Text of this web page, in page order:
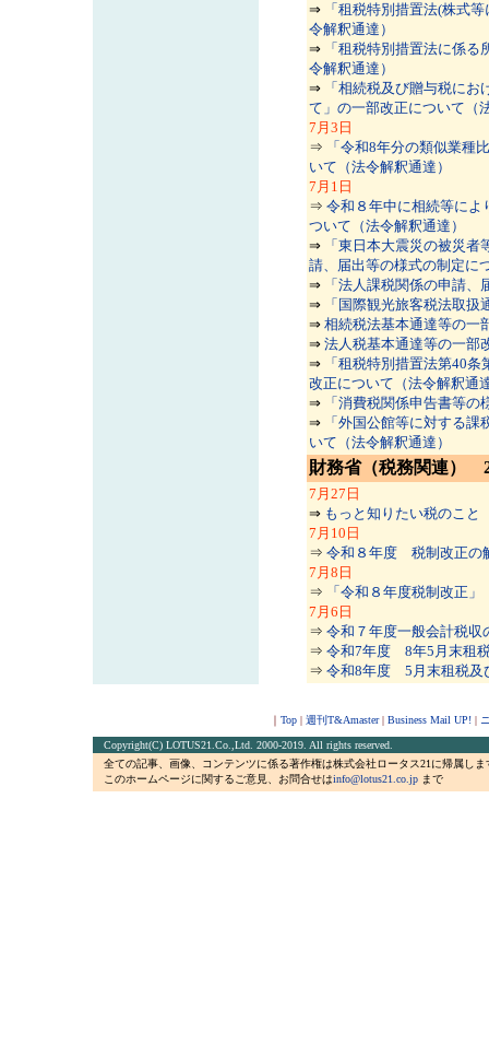
⇒
「租税特別措置法(株式
令解釈通達）
⇒
「租税特別措置法に係
令解釈通達）
⇒
「相続税及び贈与税に
て」の一部改正について（
7 月3日
⇒
「令和8年分の類似業種
いて（法令解釈通達）
7 月1日
⇒ 令和８年中に相続等によ
ついて（法令解釈通達）
⇒
「東日本大震災の被災
請、届出等の様式の制定に
⇒
「法人課税関係の申請
⇒
「国際観光旅客税法取
⇒ 相続税法基本通達等の一
⇒ 法人税基本通達等の一部
⇒
「租税特別措置法第40
改正について（法令解釈通
⇒
「消費税関係申告書等
⇒
「外国公館等に対する
いて（法令解釈通達）
財務省（税務関連）
7 月27日
⇒ もっと知りたい税のこと
7 月10日
⇒ 令和８年度 税制改正の
7 月8日
⇒
「令和８年度税制改正
7 月6日
⇒ 令和７年度一般会計税収
⇒ 令和7年度 8年5月末租
⇒ 令和8年度 5月末租税及
｜ Top | 週刊T&Amaster| Business Mail UP! |
Copyright(C) LOTUS21.Co.,Ltd. 2000-2019. All rights reserved.
全ての記事、画像、コンテンツに係る著作権は株式会社ロータス21に帰属し
このホームページに関するご意見、お問合せはinfo@lotus21.co.jp まで